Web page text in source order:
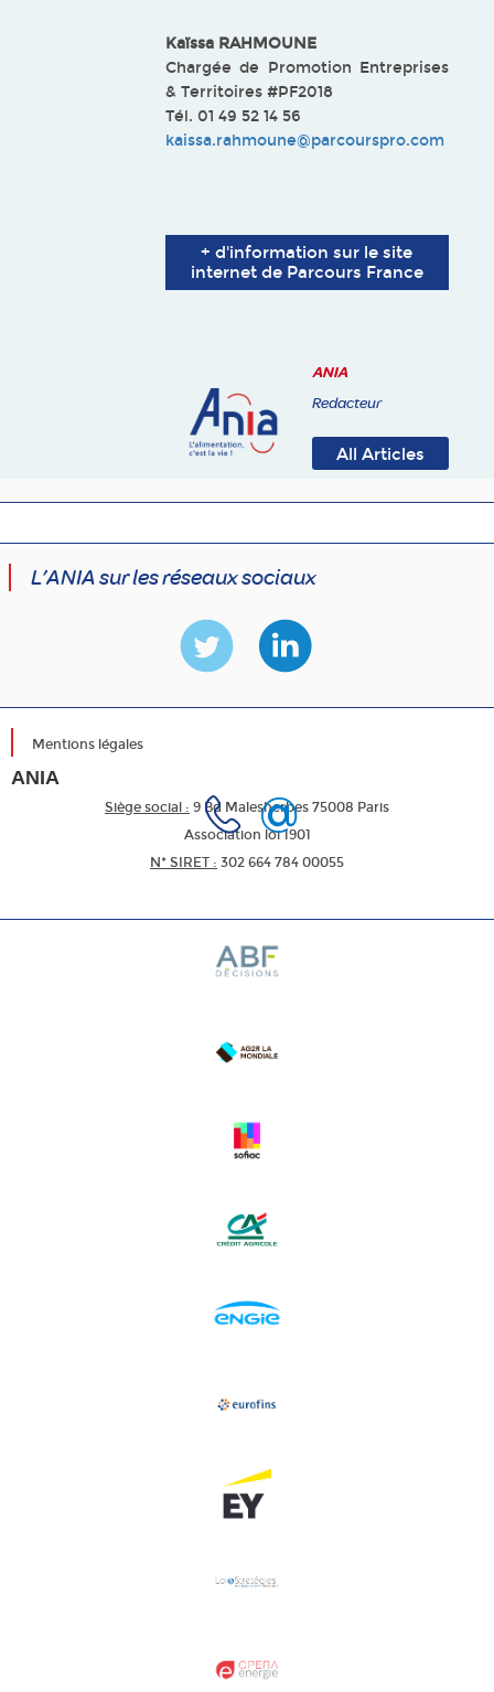
Kaïssa RAHMOUNE
Chargée de Promotion Entreprises
& Territoires #PF2018
Tél. 01 49 52 14 56
kaissa.rahmoune@parcourspro.com
+ d'information sur le site
internet de Parcours France
ANIA
Redacteur
All Articles
L’ANIA sur les réseaux sociaux
Mentions légales
ANIA
Siège social : 9 Bd Malesherbes 75008 Paris
Association loi 1901
N* SIRET : 302 664 784 00055